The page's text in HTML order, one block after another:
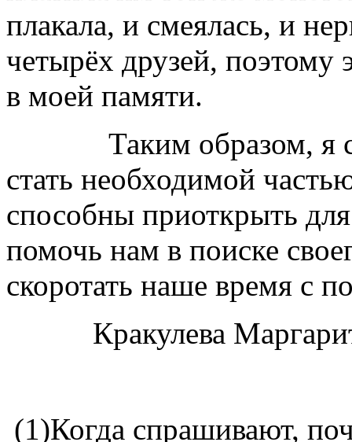
плакала, и смеялась, и
четырёх друзей, поэтому
в моей памяти.
Таким образом, я
стать необходимой
способны приоткрыть
помочь нам в поиске
скоротать наше время с
Кракулева
(1)Когда спрашивают,